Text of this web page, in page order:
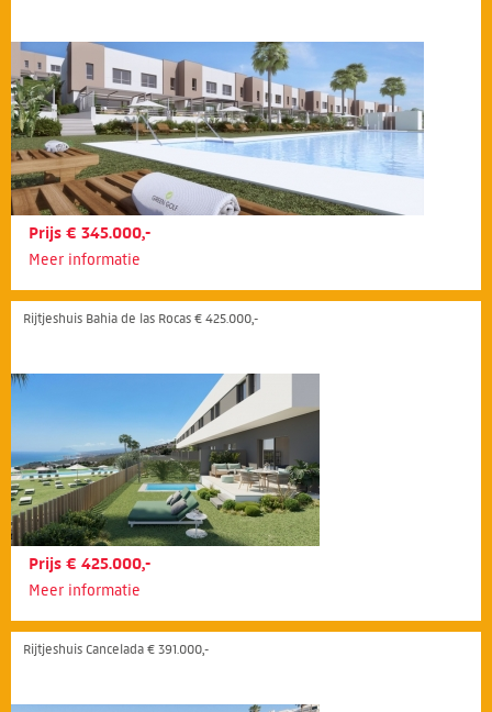
Prijs € 345.000,-
Meer informatie
Rijtjeshuis Bahia de las Rocas € 425.000,-
Prijs € 425.000,-
Meer informatie
Rijtjeshuis Cancelada € 391.000,-